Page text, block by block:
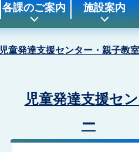
各課のご案内 施設案内
児童発達支援センター・親子教室
児童発達支援セ
ー